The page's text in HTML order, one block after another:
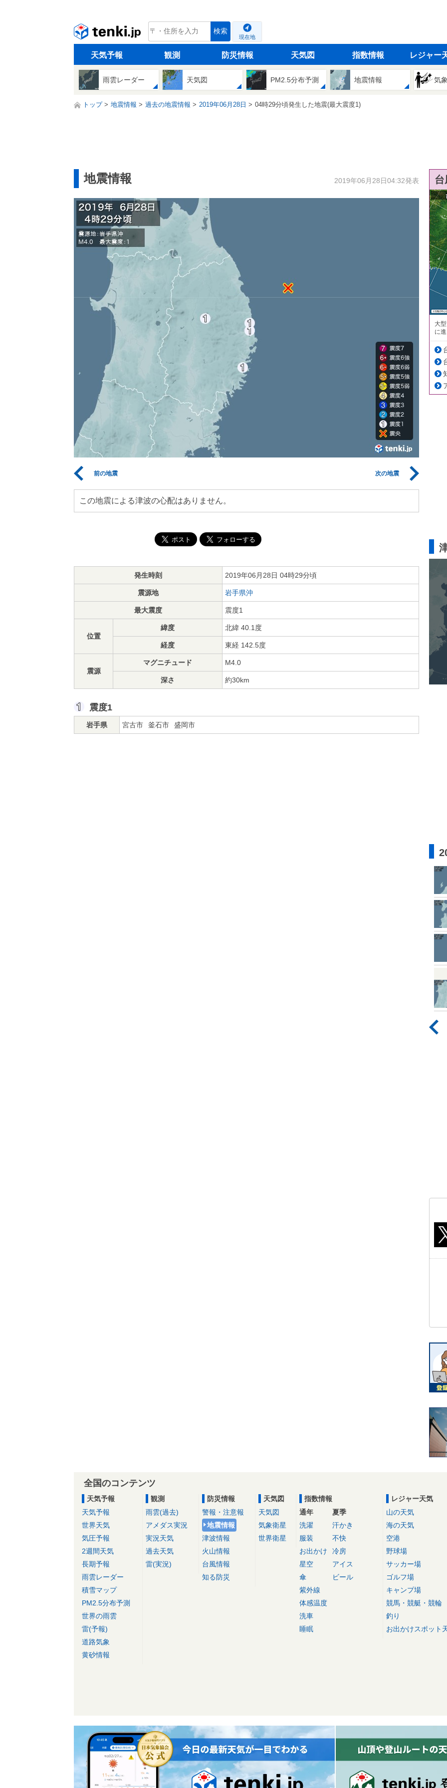
tenki.jp 検索
現在地
天気予報 観測 防災情報 天気図 指数情報 レジャー
雨雲レーダー 天気図 PM2.5分布予測 地震情報 気
トップ 地震情報 過去の地震情報 2019年06月28日 04時29分頃発生した地震(最大震度1)
地震情報 2019年06月28日04:32発表
前の地震 次の地震
この地震による津波の心配はありません。
発生時刻 2019年06月28日 04時29分頃
震源地 岩手県沖
最大震度 震度1
位置
緯度 北緯 40.1度
経度 東経 142.5度
震源
マグニチュード M4.0
深さ 約30km
震度1
岩手県 宮古市 釜石市 盛岡市
大
に
全国のコンテンツ
天気予報
天気予報
世界天気
気圧予報
2週間天気
長期予報
雨雲レーダー
積雪マップ
PM2.5分布予測
世界の雨雲
雷(予報)
道路気象
黄砂情報
観測
雨雲(過去)
アメダス実況
実況天気
過去天気
雷(実況)
防災情報
警報・注意報
地震情報
津波情報
火山情報
台風情報
知る防災
天気図
天気図
気象衛星
世界衛星
指数情報
通年
洗濯
服装
お出かけ
星空
傘
紫外線
体感温度
洗車
睡眠
夏季
汗かき
不快
冷房
アイス
ビール
レジャー天気
山の天気
海の天気
空港
野球場
サッカー場
ゴルフ場
キャンプ場
競馬・競艇・競輪
釣り
お出かけスポット